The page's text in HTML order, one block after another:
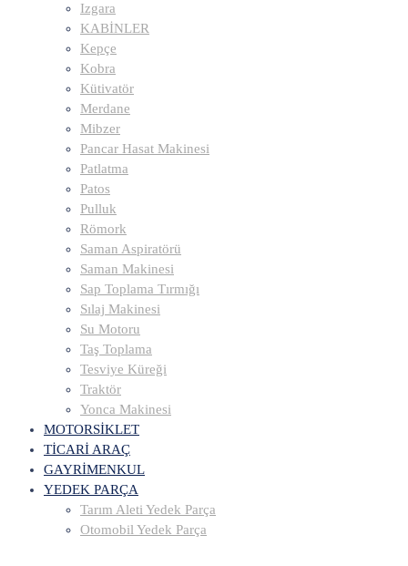
Izgara
KABİNLER
Kepçe
Kobra
Kütivatör
Merdane
Mibzer
Pancar Hasat Makinesi
Patlatma
Patos
Pulluk
Römork
Saman Aspiratörü
Saman Makinesi
Sap Toplama Tırmığı
Sılaj Makinesi
Su Motoru
Taş Toplama
Tesviye Küreği
Traktör
Yonca Makinesi
MOTORSİKLET
TİCARİ ARAÇ
GAYRİMENKUL
YEDEK PARÇA
Tarım Aleti Yedek Parça
Otomobil Yedek Parça